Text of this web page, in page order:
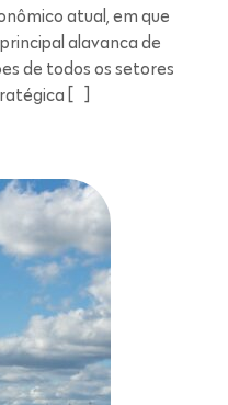
atual, em que
alavanca de
de todos os setores
[…]